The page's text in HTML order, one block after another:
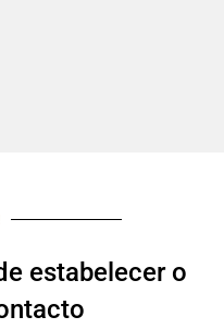
estabelecer o